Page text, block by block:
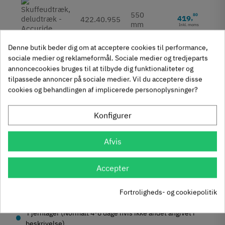
422.40.955
550
mm
419,80
Inkl. moms
422.40.960
600
mm
450,50
Inkl. moms
422.40.965
650
mm
15
422.40.970
700
462,75
Fjernlager (Normalt 4-8 dage hvis ikke andet angivet i
beskrivelse)
Denne butik beder dig om at acceptere cookies til performance,
sociale medier og reklameformål. Sociale medier og tredjeparts
annoncecookies bruges til at tilbyde dig funktionaliteter og
tilpassede annoncer på sociale medier. Vil du acceptere disse
cookies og behandlingen af implicerede personoplysninger?
Konfigurer
Afvis
Accepter
Fortroligheds- og cookiepolitik